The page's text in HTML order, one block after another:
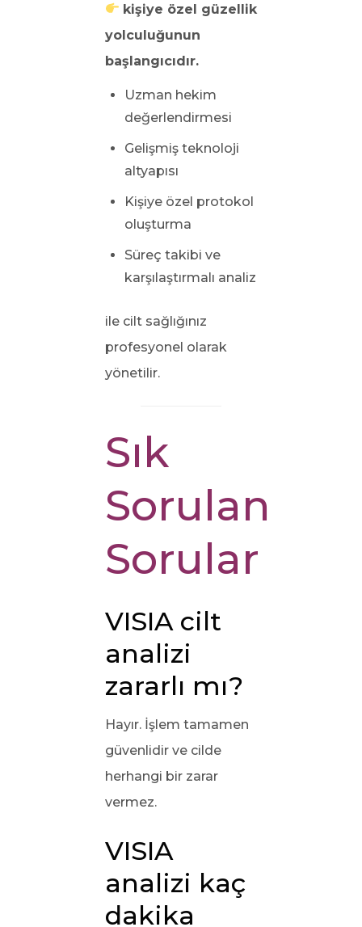
kişiye özel güzellik
yolculuğunun
başlangıcıdır.
Uzman hekim
değerlendirmesi
Gelişmiş teknoloji
altyapısı
Kişiye özel protokol
oluşturma
Süreç takibi ve
karşılaştırmalı analiz
ile cilt sağlığınız
profesyonel olarak
yönetilir.
Sık
Sorulan
Sorular
VISIA cilt
analizi
zararlı mı?
Hayır. İşlem tamamen
güvenlidir ve cilde
herhangi bir zarar
vermez.
VISIA
analizi kaç
dakika